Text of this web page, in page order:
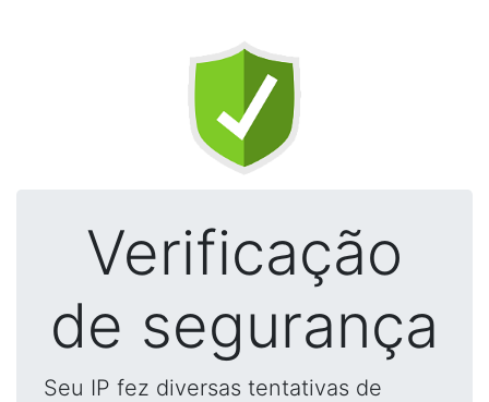
Verificação
de segurança
Seu IP fez diversas tentativas de